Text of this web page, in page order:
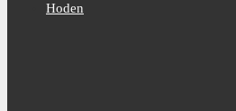
Hoden